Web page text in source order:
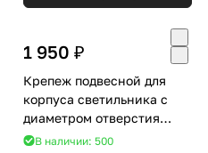
1 950 ₽
Крепеж подвесной для
корпуса светильника с
диаметром отверстия
D60mm Ambrella DIY Spot
В наличии: 500